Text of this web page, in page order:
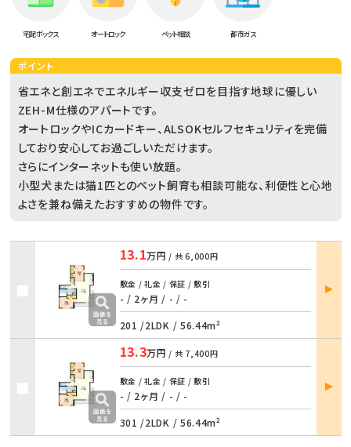
宅配ボックス オートロック ペット相談 都市ガス
ポイント
省エネと創エネでエネルギー収支ゼロを目指す地球に優しい
ZEH-M仕様のアパートです。
オートロックやICカードキー、ALSOKセルフセキュリティを完備
しており安心してお過ごしいただけます。
さらにインターネットも使い放題。
小型犬または猫1匹とのペット飼育も相談可能な、利便性と心地
よさを兼ね備えたおすすめの物件です。
13.1万円 / 共6,000円
敷金 / 礼金 / 保証 / 敷引
- / 2ヶ月 / - / -
201 /2LDK / 56.44m²
部屋
詳細
13.3万円 / 共 7,400円
敷金 / 礼金 / 保証 / 敷引
- / 2ヶ月 / - / -
301 /2LDK / 56.44m²
部屋
詳細